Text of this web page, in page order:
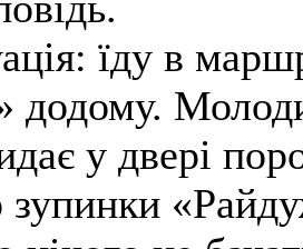
їду в
додому.
у двері
зупинки